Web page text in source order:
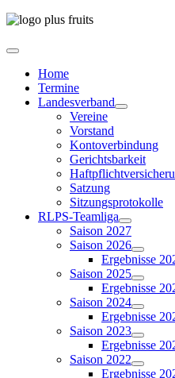
Home
Termine
Landesverband
Vereine
Vorstand
Kontoverbindung
Gerichtsbarkeit
Satzung
Sitzungsprotokolle
RLPS-Teamliga
Saison 2027
Saison 2026
Ergebnisse
Saison 2025
Ergebnisse
Saison 2024
Ergebnisse
Saison 2023
Ergebnisse
Saison 2022
Ergebnisse